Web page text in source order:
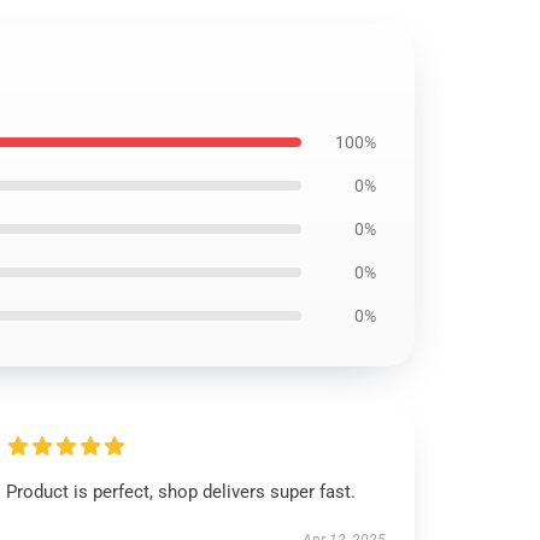
100%
0%
0%
0%
0%
Product is perfect, shop delivers super fast.